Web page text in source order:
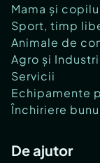
Mama și
Sport, timp
Animale de
Agro și
Servicii
Echipamente
Închiriere
De ajutor